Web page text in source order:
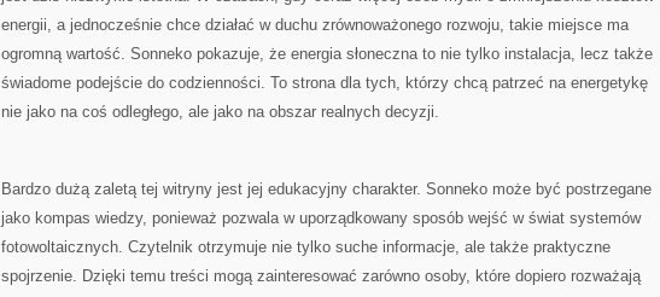
energii, a jednocześnie chce działać w duchu zrównoważonego rozwoju, takie miejsce ma
ogromną wartość. Sonneko pokazuje, że energia słoneczna to nie tylko instalacja, lecz także
świadome podejście do codzienności. To strona dla tych, którzy chcą patrzeć na energetykę
nie jako na coś odległego, ale jako na obszar realnych decyzji.
Bardzo dużą zaletą tej witryny jest jej edukacyjny charakter. Sonneko może być postrzegane
jako kompas wiedzy, ponieważ pozwala w uporządkowany sposób wejść w świat systemów
fotowoltaicznych. Czytelnik otrzymuje nie tylko suche informacje, ale także praktyczne
spojrzenie. Dzięki temu treści mogą zainteresować zarówno osoby, które dopiero rozważają